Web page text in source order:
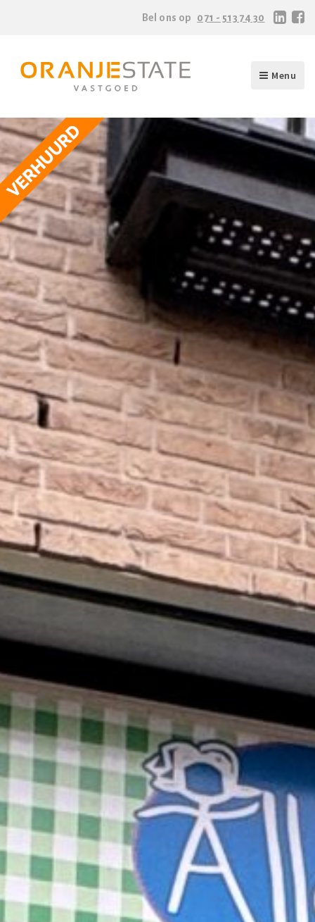
Bel ons op 071 - 513 74 30
Menu